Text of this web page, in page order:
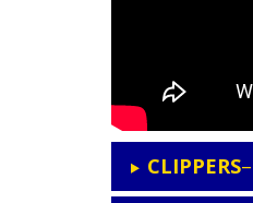
CLIPPERS–